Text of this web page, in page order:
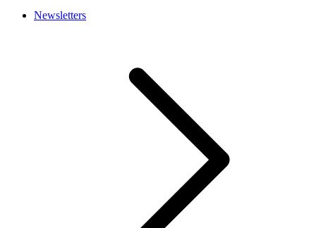
Newsletters